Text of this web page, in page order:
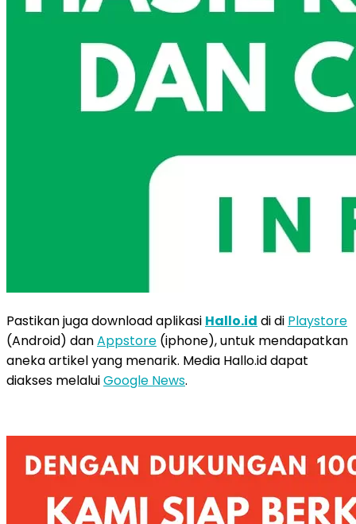
Pastikan juga download aplikasi Hallo.id di di Playstore
(Android) danAppstore (iphone), untuk mendapatkan
aneka artikel yang menarik. Media Hallo.id dapat
diakses melaluiGoogle News.